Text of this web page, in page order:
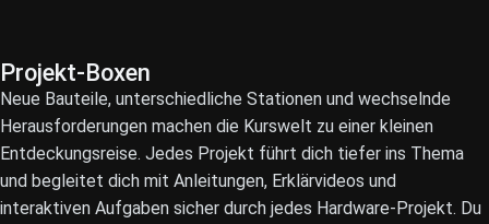
Projekt-Boxen
Neue Bauteile, unterschiedliche Stationen und wechselnde
Herausforderungen machen die Kurswelt zu einer kleinen
Entdeckungsreise. Jedes Projekt führt dich tiefer ins Thema
und begleitet dich mit Anleitungen, Erklärvideos und
interaktiven Aufgaben sicher durch jedes Hardware-Projekt. Du